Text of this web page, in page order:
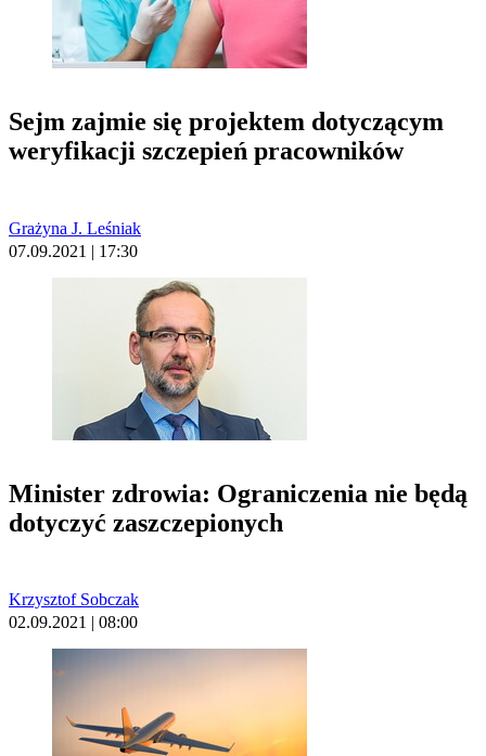
Sejm zajmie się projektem dotyczącym
weryfikacji szczepień pracowników
Grażyna J. Leśniak
07.09.2021 | 17:30
Minister zdrowia: Ograniczenia nie będą
dotyczyć zaszczepionych
Krzysztof Sobczak
02.09.2021 | 08:00